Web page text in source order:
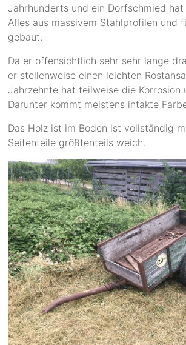
Jahrhunderts und ein Dorfschmied
Alles aus massivem Stahlprofilen und
gebaut.
Da er offensichtlich sehr sehr lange
er stellenweise einen leichten
Jahrzehnte hat teilweise die Korrosion
Darunter kommt meistens intakte
Das Holz ist im Boden ist vollständig
Seitenteile größtenteils weich.